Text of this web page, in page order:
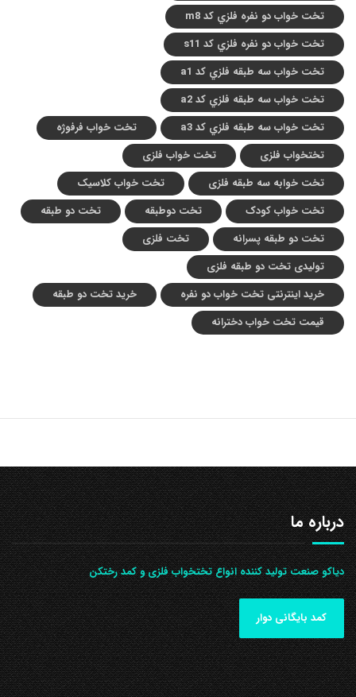
تخت خواب دو نفره فلزي کد m8
تخت خواب دو نفره فلزي کد s11
تخت خواب سه طبقه فلزي کد a1
تخت خواب سه طبقه فلزي کد a2
تخت خواب سه طبقه فلزي کد a3
تخت خواب فرفوژه
تختخواب فلزی
تخت خواب فلزی
تخت خوابه سه طبقه فلزی
تخت خواب کلاسیک
تخت خواب کودک
تخت دوطبقه
تخت دو طبقه
تخت دو طبقه پسرانه
تخت فلزی
تولیدی تخت دو طبقه فلزی
خرید اینترنتی تخت خواب دو نفره
خرید تخت دو طبقه
قیمت تخت خواب دخترانه
درباره ما
دیاکو صنعت تولید کننده انواع تختخواب فلزی و کمد رختکن
کمد بایگانی دوار